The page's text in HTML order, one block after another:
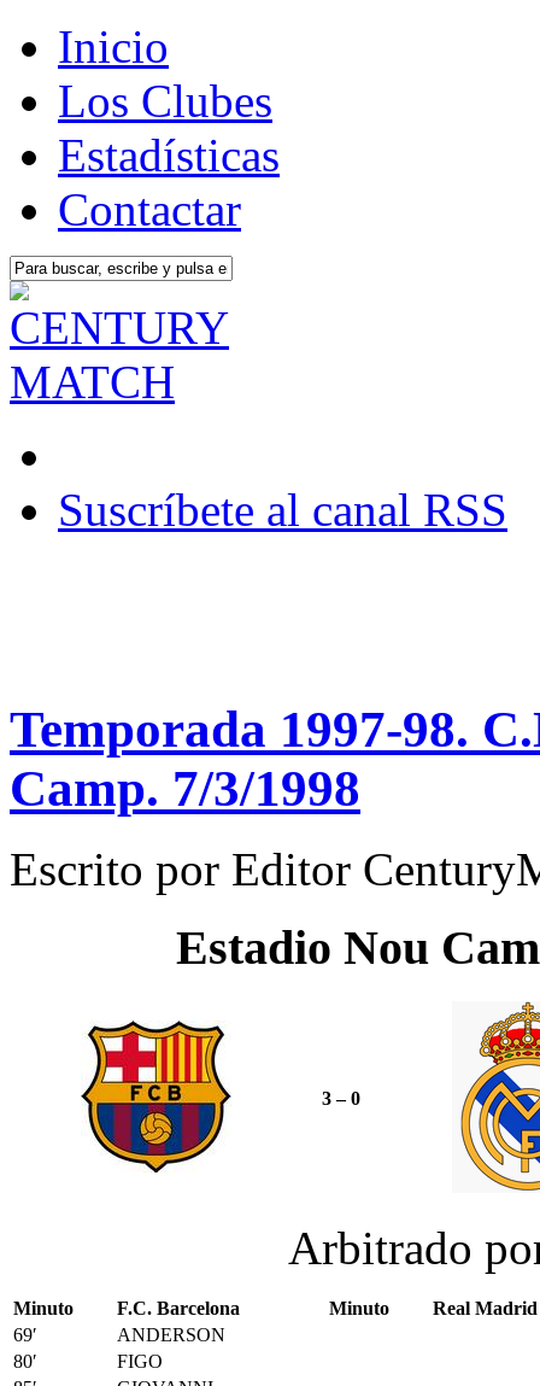
Inicio
Los Clubes
Estadísticas
Contactar
Suscríbete al canal RSS
Temporada 1997-98.
Camp. 7/3/1998
Escrito por Editor
Estadio Nou
3 – 0
Arbitrado
Minuto F.C. Barcelona Minuto
Real Madrid
69′
ANDERSON
80′
FIGO